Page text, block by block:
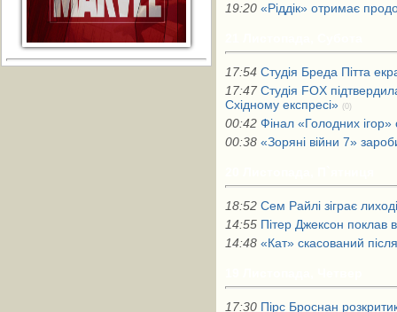
19:20 «Ріддік» отримає
17:54 Студія Бреда Пітта
17:47 Студія FOX
Східному експресі» (0)
00:42 Фінал «Голодних ігор»
00:38 «Зоряні війни 7»
18:52 Сем Райлі зіграє
14:55 Пітер Джексон поклав
14:48 «Кат» скасований
17:30 Пірс Броснан